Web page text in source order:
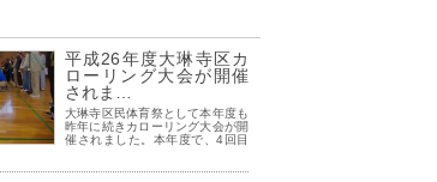
平成26年度大琳寺区カ
ローリング大会が開催
されま…
大琳寺区民体育祭として本年度も
昨年に続きカローリング大会が開
催されました。本年度で、4回目